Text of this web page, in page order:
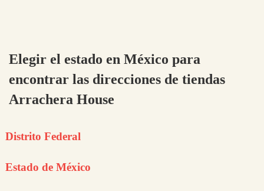
Elegir el estado en México para
encontrar las direcciones de tiendas
Arrachera House
Distrito Federal
Estado de México